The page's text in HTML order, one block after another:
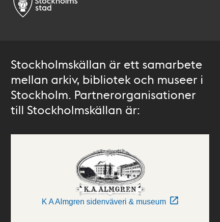
Stockholmskällan är ett samarbete
mellan arkiv, bibliotek och museer i
Stockholm. Partnerorganisationer
till Stockholmskällan är:
K A Almgren sidenväveri & museum